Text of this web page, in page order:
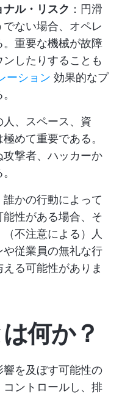
ル・リスク ：円滑
ない場合、オペレ
重要な機械が故障
したりすることも
ーション 効果的なプ
人、スペース、資
めて重要である。
撃者、ハッカーか
誰かの行動によって
性がある場合、そ
不注意による）人
従業員の無礼な行
る可能性がありま
何か？
響を及ぼす可能性の
ントロールし、排